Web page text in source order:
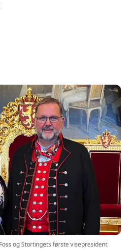
og Stortingets første visepresident